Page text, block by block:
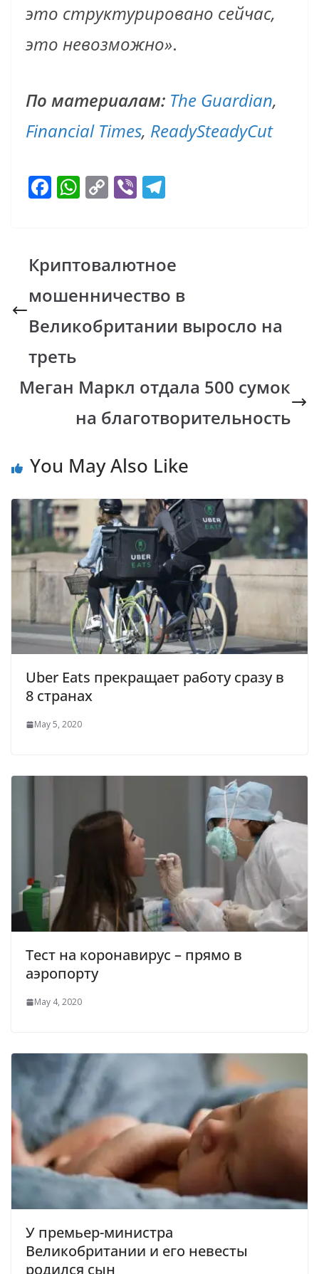
это структурировано сейчас,
это невозможно».
По материалам: The Guardian,
Financial Times, ReadySteadyCut
F
b
o
o
k
W
s
A
p
p
C
y
Li
n
k
Vi
gr
a
m
Криптовалютное
мошенничество в
Великобритании выросло на
треть
Меган Маркл отдала 500 сумок
на благотворительность
You May Also Like
Uber Eats прекращает работу сразу в
8 странах
May 5, 2020
Тест на коронавирус – прямо в
аэропорту
May 4, 2020
У премьер-министра
Великобритании и его невесты
родился сын